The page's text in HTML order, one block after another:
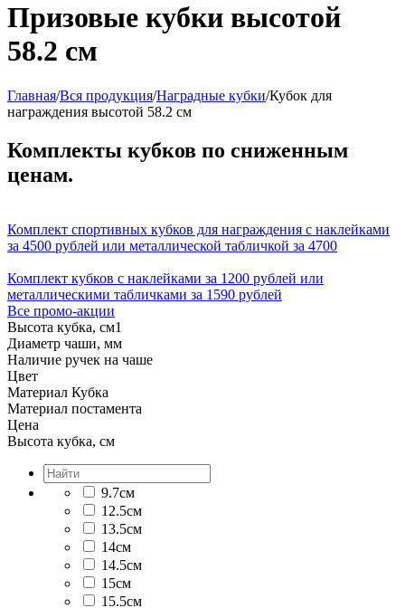
Призовые кубки высотой
58.2 см
Главная/Вся продукция/Наградные кубки/Кубок для
награждения высотой 58.2 см
Комплекты кубков по сниженным
ценам.
Комплект спортивных кубков для награждения с наклейками
за 4500 рублей или металлической табличкой за 4700
Комплект кубков с наклейками за 1200 рублей или
металлическими табличками за 1590 рублей
Все промо-акции
Высота кубка, см1
Диаметр чаши, мм
Наличие ручек на чаше
Цвет
Материал Кубка
Материал постамента
Цена
Высота кубка, см
9.7см
12.5см
13.5см
14см
14.5см
15см
15.5см